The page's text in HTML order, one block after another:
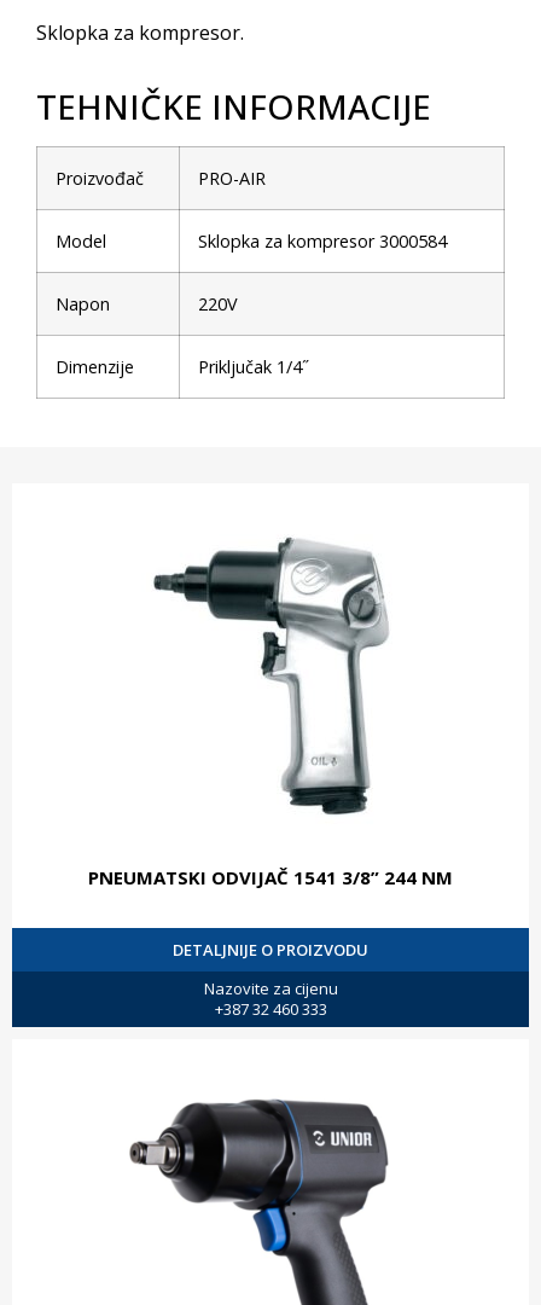
Sklopka za kompresor.
TEHNIČKE INFORMACIJE
Proizvođač PRO-AIR
Model Sklopka za kompresor 3000584
Napon 220V
Dimenzije Priključak 1/4˝
PNEUMATSKI ODVIJAČ 1541 3/8” 244 NM
DETALJNIJE O PROIZVODU
Nazovite za cijenu
+387 32 460 333